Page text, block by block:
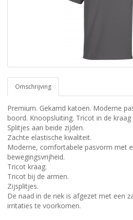
Omschrijving
Premium. Gekamd katoen. Moderne
boord. Knoopsluiting. Tricot in de
Splitjes aan beide zijden.
Zachte elastische kwaliteit.
Moderne, comfortabele pasvorm met
bewegingsvrijheid.
Tricot kraag.
Tricot bij de armen.
Zijsplitjes.
De naad in de nek is afgezet met een
irritaties te voorkomen.